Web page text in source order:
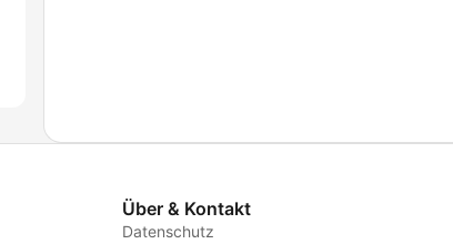
Über & Kontakt
Datenschutz